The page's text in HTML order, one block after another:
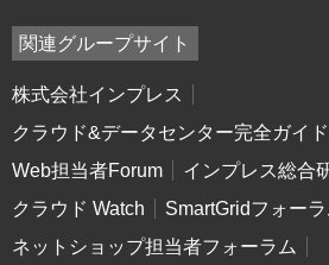
関連グループサイト
株式会社インプレス
クラウド&データセンター完全ガイド
Web担当者Forum
インプレス総合
クラウド Watch
SmartGridフォーラ
ネットショップ担当者フォーラム